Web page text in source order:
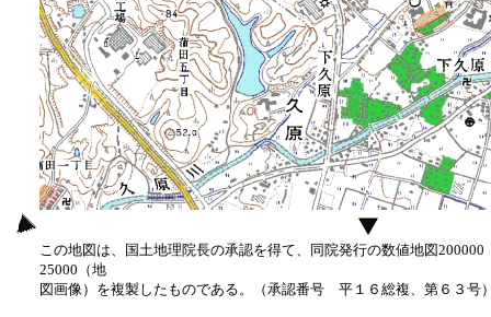
この地図は、国土地理院長の承認を得て、同院発行の数値地図
25000（地
図画像）を複製したものである。（承認番号 平１６総複、第６３号